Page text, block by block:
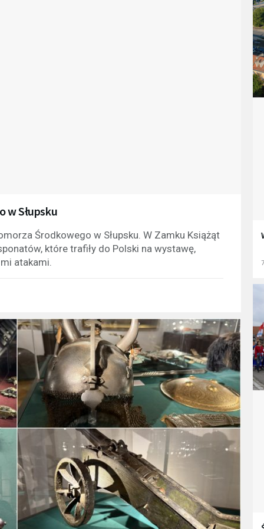
w Słupsku
Środkowego w Słupsku. W Zamku Książąt
które trafiły do Polski na wystawę,
atakami.